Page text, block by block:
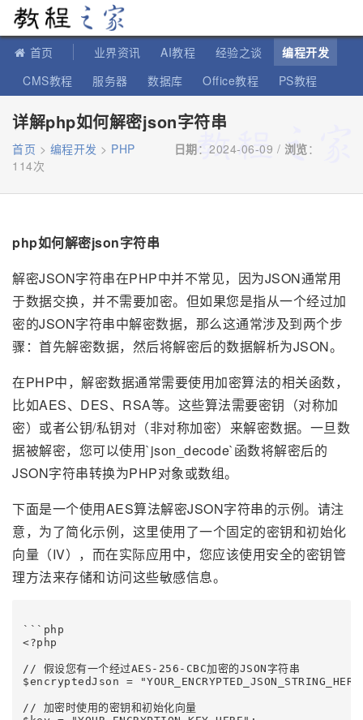
首页 业界资讯 AI教程 经验之谈
编程开发
CMS教程
服务器 数据库 Office教程
PS教程
详解php如何解密json字符串
首页 > 编程开发 > PHP 日期：2024-06-09 / 浏览：
114次
php如何解密json字符串
解密JSON字符串在PHP中并不常见，因为JSON通常用
于数据交换，并不需要加密。但如果您是指从一个经过加
密的JSON字符串中解密数据，那么这通常涉及到两个步
骤：首先解密数据，然后将解密后的数据解析为JSON。
在PHP中，解密数据通常需要使用加密算法的相关函数，
比如AES、DES、RSA等。这些算法需要密钥（对称加
密）或者公钥/私钥对（非对称加密）来解密数据。一旦数
据被解密，您可以使用`json_decode`函数将解密后的
JSON字符串转换为PHP对象或数组。
下面是一个使用AES算法解密JSON字符串的示例。请注
意，为了简化示例，这里使用了一个固定的密钥和初始化
向量（IV），而在实际应用中，您应该使用安全的密钥管
理方法来存储和访问这些敏感信息。
```php
<?php
// 假设您有一个经过AES-256-CBC加密的JSON字符串
$encryptedJson =
// 加密时使用的密钥和初始化向量